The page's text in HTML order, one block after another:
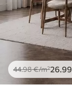
44.98€/m²26.99